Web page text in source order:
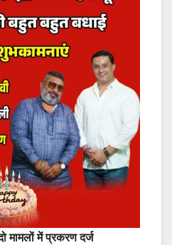
मामलों में प्रकरण दर्ज